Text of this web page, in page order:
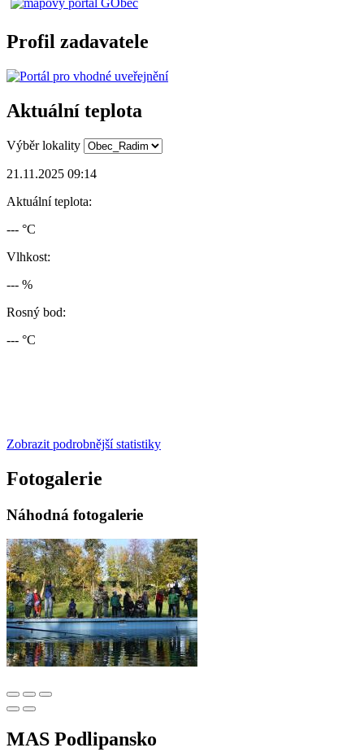
Profil zadavatele
Aktuální teplota
Výběr lokality
21.11.2025 09:14
Aktuální teplota:
--- °C
Vlhkost:
--- %
Rosný bod:
--- °C
Zobrazit podrobnější statistiky
Fotogalerie
Náhodná fotogalerie
MAS Podlipansko